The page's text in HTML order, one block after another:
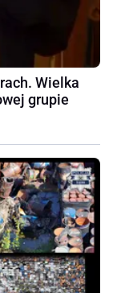
Wielka
grupie